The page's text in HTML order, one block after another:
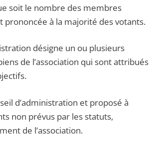
soit le nombre des membres
prononcée à la majorité des votants.
désigne un ou plusieurs
de l’association qui sont attribués
d’administration et proposé à
non prévus par les statuts,
de l’association.